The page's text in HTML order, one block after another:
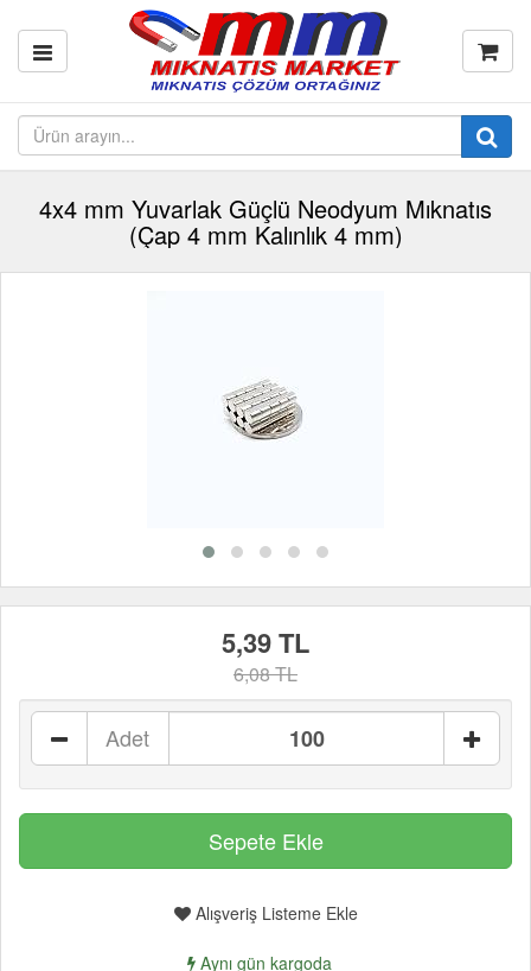
4x4 mm Yuvarlak Güçlü Neodyum Mıknatıs
(Çap 4 mm Kalınlık 4 mm)
5,39 TL
6,08 TL
Adet
Alışveriş Listeme Ekle
Aynı gün kargoda